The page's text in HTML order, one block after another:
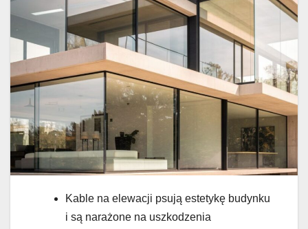
Kable na elewacji psują estetykę budynku
i są narażone na uszkodzenia